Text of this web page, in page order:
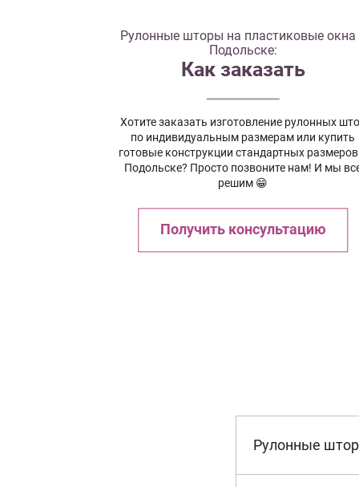
Рулонные шторы на пластиковые окна
Подольске:
Как заказать
Хотите заказать изготовление рулонных
по индивидуальным размерам или купить
готовые конструкции стандартных
Подольске? Просто позвоните нам! И мы
решим 😁
Получить консультацию
Рулонные